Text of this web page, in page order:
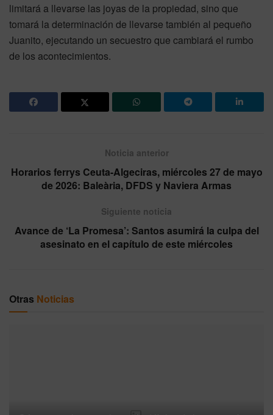
limitará a llevarse las joyas de la propiedad, sino que
tomará la determinación de llevarse también al pequeño
Juanito, ejecutando un secuestro que cambiará el rumbo
de los acontecimientos.
Noticia anterior
Horarios ferrys Ceuta-Algeciras, miércoles 27 de mayo
de 2026: Baleària, DFDS y Naviera Armas
Siguiente noticia
Avance de ‘La Promesa’: Santos asumirá la culpa del
asesinato en el capítulo de este miércoles
Otras Noticias